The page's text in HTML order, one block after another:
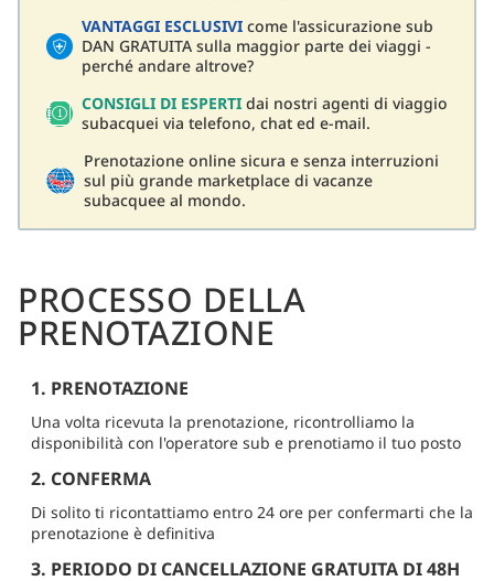
VANTAGGI ESCLUSIVI come l'assicurazione sub
DAN GRATUITA sulla maggior parte dei viaggi -
perché andare altrove?
CONSIGLI DI ESPERTI dai nostri agenti di viaggio
subacquei via telefono, chat ed e-mail.
Prenotazione online sicura e senza interruzioni
sul più grande marketplace di vacanze
subacquee al mondo.
PROCESSO DELLA
PRENOTAZIONE
1. PRENOTAZIONE
Una volta ricevuta la prenotazione, ricontrolliamo la
disponibilità con l'operatore sub e prenotiamo il tuo posto
2. CONFERMA
Di solito ti ricontattiamo entro 24 ore per confermarti che la
prenotazione è definitiva
3. PERIODO DI CANCELLAZIONE GRATUITA DI 48H